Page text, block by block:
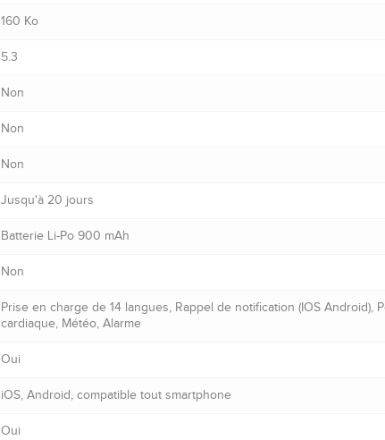
160 Ko
5.3
Non
Non
Non
Jusqu'à 20 jours
Batterie Li-Po 900 mAh
Non
Prise en charge de 14 langues, Rappel de notification (IOS Android),
cardiaque, Météo, Alarme
Oui
iOS, Android, compatible tout smartphone
Oui